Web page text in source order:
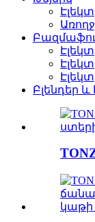
Բլենդեր և